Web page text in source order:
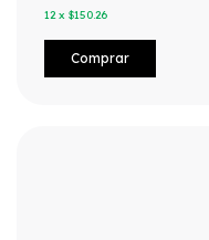
12 x $150.26
Comprar